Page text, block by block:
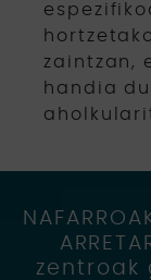
zaintzan,
handia
zentroak